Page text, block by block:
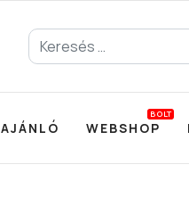
AJÁNLÓ WEBSHOP
BOLT